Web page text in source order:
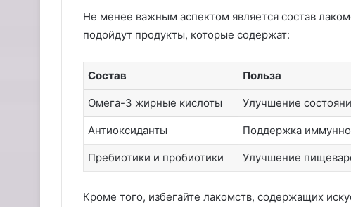
Не менее важным аспектом является состав
подойдут продукты, которые содержат:
Состав Польза
Омега-3 жирные кислоты Улучшение
Антиоксиданты Поддержка
Пребиотики и пробиотики Улучшение
Кроме того, избегайте лакомств, содержащих